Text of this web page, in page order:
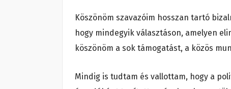
Köszönöm szavazóim hosszan tartó
hogy mindegyik választáson, amelyen
köszönöm a sok támogatást, a közös
Mindig is tudtam és vallottam, hogy a